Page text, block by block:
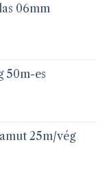
06mm
50m-es
25m/vég